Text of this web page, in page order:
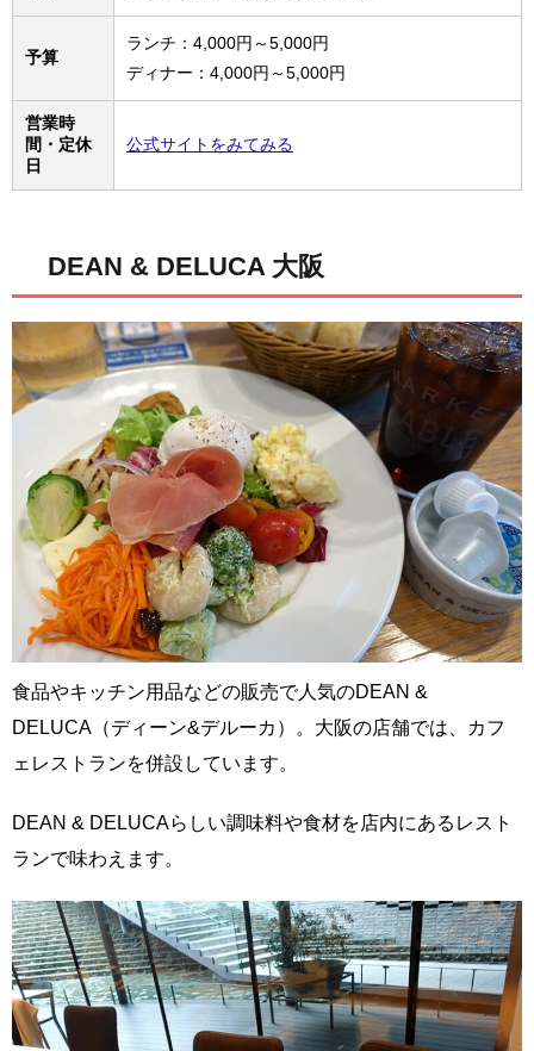
予算
ランチ：4,000円～5,000円
ディナー：4,000円～5,000円
営業時
間・定休
日
公式サイトをみてみる
DEAN & DELUCA 大阪
食品やキッチン用品などの販売で人気のDEAN &
DELUCA（ディーン&デルーカ）。大阪の店舗では、カフ
ェレストランを併設しています。
DEAN & DELUCAらしい調味料や食材を店内にあるレスト
ランで味わえます。